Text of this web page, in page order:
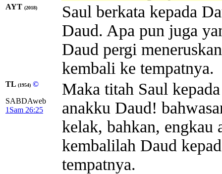
AYT (2018)
Saul berkata kepada
Daud. Apa pun juga
Daud pergi
kembali ke tempatnya.
TL (1954) ©
SABDAweb
1Sam 26:25
Maka titah Saul
anakku Daud!
kelak, bahkan, engkau
kembalilah Daud
tempatnya.